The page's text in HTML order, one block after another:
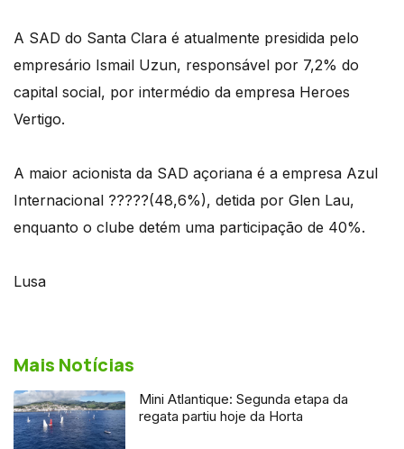
A SAD do Santa Clara é atualmente presidida pelo
empresário Ismail Uzun, responsável por 7,2% do
capital social, por intermédio da empresa Heroes
Vertigo.
A maior acionista da SAD açoriana é a empresa Azul
Internacional ?????(48,6%), detida por Glen Lau,
enquanto o clube detém uma participação de 40%.
Lusa
Mais Notícias
Mini Atlantique: Segunda etapa da
regata partiu hoje da Horta